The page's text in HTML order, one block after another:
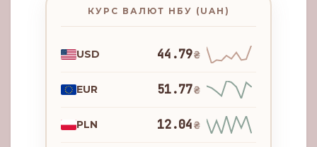
КУРС ВАЛЮТ НБУ (UAH)
USD 44.79₴
EUR 51.77₴
PLN 12.04₴